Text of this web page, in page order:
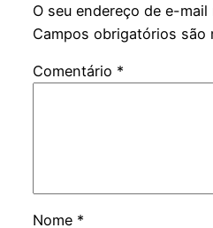
O seu endereço de e-
Campos obrigatórios são
Comentário *
Nome *